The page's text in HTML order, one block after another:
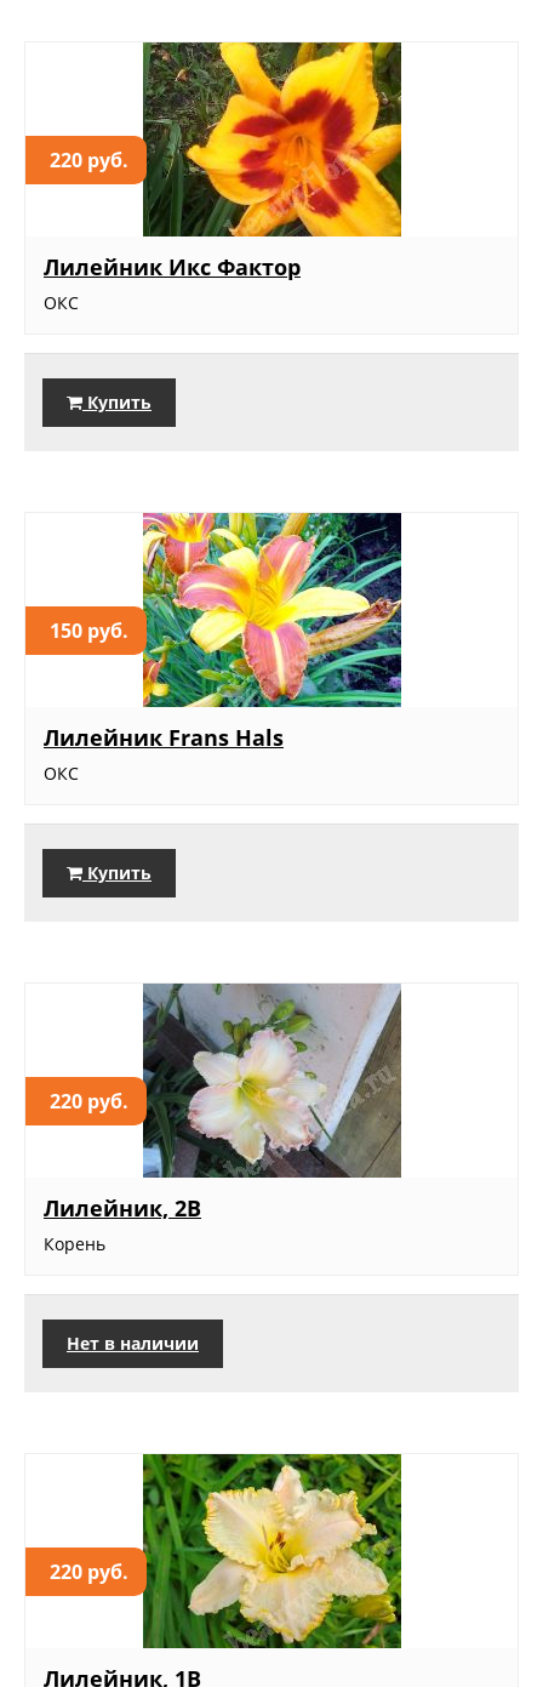
220 руб.
Лилейник Икс Фактор
ОКС
Купить
150 руб.
Лилейник Frans Hals
ОКС
Купить
220 руб.
Лилейник, 2В
Корень
Нет в наличии
220 руб.
Лилейник, 1В